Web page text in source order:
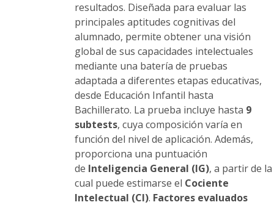
resultados. Diseñada para evaluar las
principales aptitudes cognitivas del
alumnado, permite obtener una visión
global de sus capacidades intelectuales
mediante una batería de pruebas
adaptada a diferentes etapas educativas,
desde Educación Infantil hasta
Bachillerato. La prueba incluye hasta 9
subtests, cuya composición varía en
función del nivel de aplicación. Además,
proporciona una puntuación
de Inteligencia General (IG), a partir de la
cual puede estimarse el Cociente
Intelectual (CI). Factores evaluados